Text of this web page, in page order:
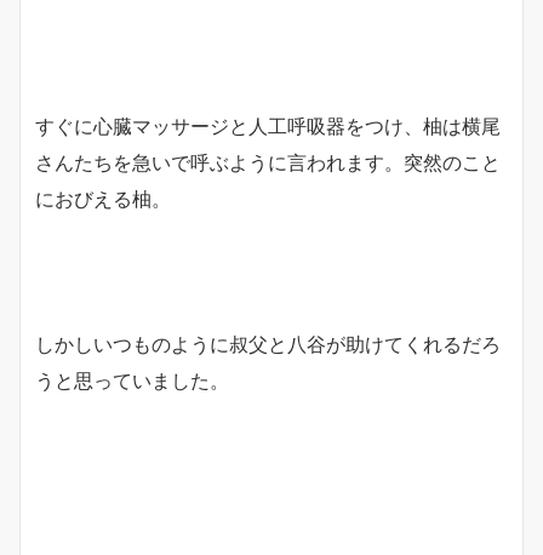
すぐに心臓マッサージと人工呼吸器をつけ、柚は横尾
さんたちを急いで呼ぶように言われます。突然のこと
におびえる柚。
しかしいつものように叔父と八谷が助けてくれるだろ
うと思っていました。